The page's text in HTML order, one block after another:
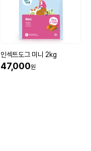
인섹트도그 미니 2kg
47,000원